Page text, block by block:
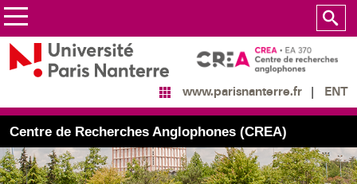
www.parisnanterre.fr ENT
Centre de Recherches Anglophones (CREA)